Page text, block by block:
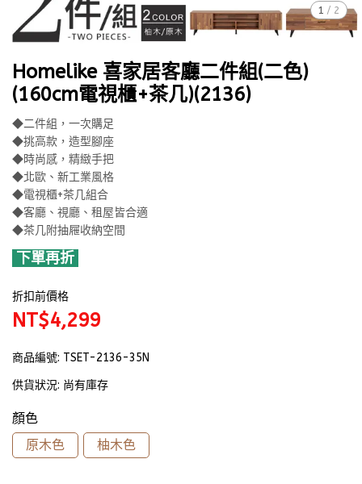
1 / 2
Homelike 喜家居客廳二件組(二色)
(160cm電視櫃+茶几)(2136)
◆二件組，一次購足
◆挑高款，造型腳座
◆時尚感，精緻手把
◆北歐、新工業風格
◆電視櫃+茶几組合
◆客廳、視廳、租屋皆合適
◆茶几附抽屜收納空間
下單再折
折扣前價格
NT$4,299
商品編號: TSET-2136-35N
供貨狀況: 尚有庫存
顏色
原木色
柚木色